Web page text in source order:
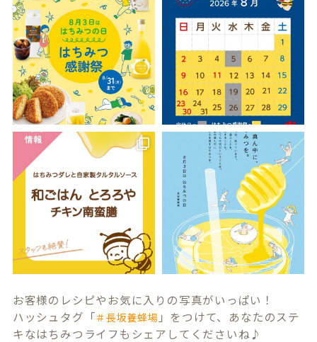
お客様のレシピやお気に入りの写真がいっぱい！
ハッシュタグ「＃長坂養蜂場 」をつけて、あなたのステ
キなはちみつライフもシェアしてくださいね♪